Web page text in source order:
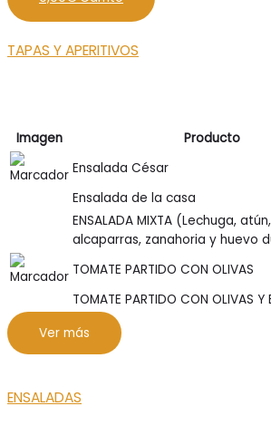
TAPAS Y APERITIVOS
Imagen Producto
Ensalada César
Ensalada de la casa
ENSALADA MIXTA (Lechuga,
alcaparras, zanahoria y huevo
TOMATE PARTIDO CON OLIVAS
TOMATE PARTIDO CON OLIVAS Y
Ver más
ENSALADAS